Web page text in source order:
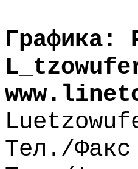
Графика:
Тел./